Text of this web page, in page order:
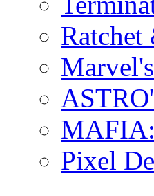
Pixel